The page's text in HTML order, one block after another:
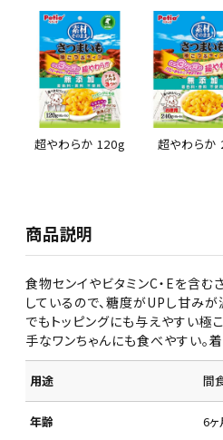
超やわらか 120g 超やわらか
商品説明
食物センイやビタミンC・Eを含
しているので、糖度がUPし甘み
でもトッピングにも与えやすい極
手なワンちゃんにも食べやすい。
用途 間
年齢 6